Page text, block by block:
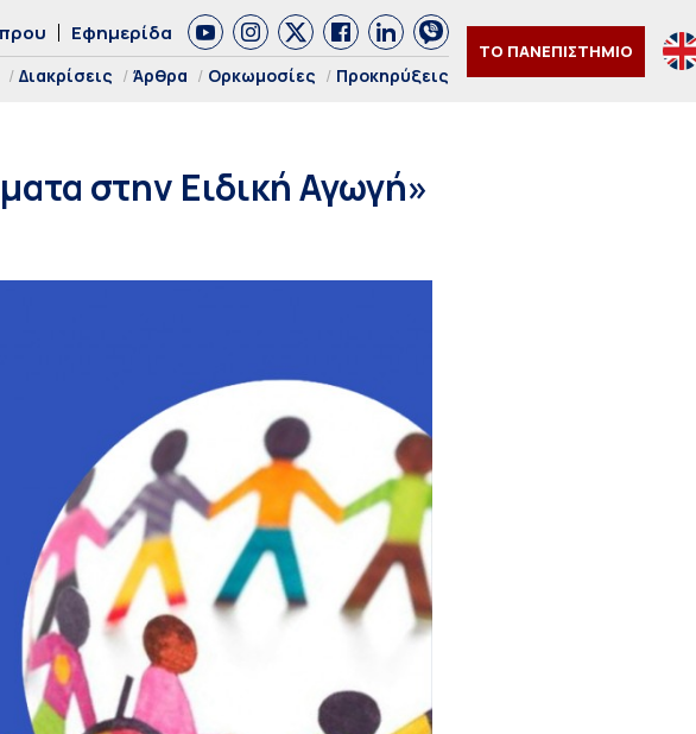
Εφημερίδα
Διακρίσεις Άρθρα Ορκωμοσίες Προκηρύξεις
ΤΟ ΠΑΝΕΠΙΣΤΗΜΙΟ
στην Ειδική Αγωγή»